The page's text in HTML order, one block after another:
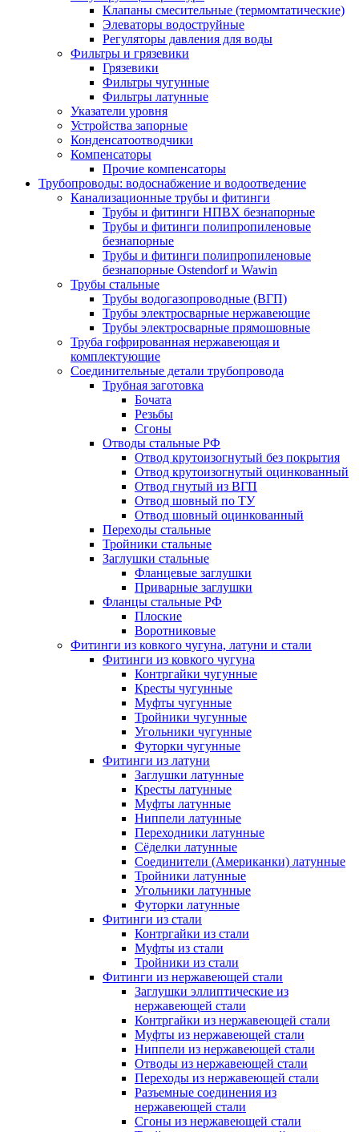
Клапаны смесительные (термомтатические)
Элеваторы водоструйные
Регуляторы давления для воды
Фильтры и грязевики
Грязевики
Фильтры чугунные
Фильтры латунные
Указатели уровня
Устройства запорные
Конденсатоотводчики
Компенсаторы
Прочие компенсаторы
Трубопроводы: водоснабжение и водоотведение
Канализационные трубы и фитинги
Трубы и фитинги НПВХ безнапорные
Трубы и фитинги полипропиленовые
безнапорные
Трубы и фитинги полипропиленовые
безнапорные Ostendorf и Wawin
Трубы стальные
Трубы водогазопроводные (ВГП)
Трубы электросварные нержавеющие
Трубы электросварные прямошовные
Труба гофрированная нержавеющая и
комплектующие
Соединительные детали трубопровода
Трубная заготовка
Бочата
Резьбы
Сгоны
Отводы стальные РФ
Отвод крутоизогнутый без покрытия
Отвод крутоизогнутый оцинкованный
Отвод гнутый из ВГП
Отвод шовный по ТУ
Отвод шовный оцинкованный
Переходы стальные
Тройники стальные
Заглушки стальные
Фланцевые заглушки
Приварные заглушки
Фланцы стальные РФ
Плоские
Воротниковые
Фитинги из ковкого чугуна, латуни и стали
Фитинги из ковкого чугуна
Контргайки чугунные
Кресты чугунные
Муфты чугунные
Тройники чугунные
Угольники чугунные
Футорки чугунные
Фитинги из латуни
Заглушки латунные
Кресты латунные
Муфты латунные
Ниппели латунные
Переходники латунные
Сёделки латунные
Соединители (Американки) латунные
Тройники латунные
Угольники латунные
Футорки латунные
Фитинги из стали
Контргайки из стали
Муфты из стали
Тройники из стали
Фитинги из нержавеющей стали
Заглушки эллиптические из
нержавеющей стали
Контргайки из нержавеющей стали
Муфты из нержавеющей стали
Ниппели из нержавеющей стали
Отводы из нержавеющей стали
Переходы из нержавеющей стали
Разъемные соединения из
нержавеющей стали
Сгоны из нержавеющей стали